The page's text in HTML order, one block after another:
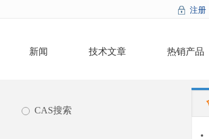
注册
新闻 技术文章 热销产品
CAS搜索